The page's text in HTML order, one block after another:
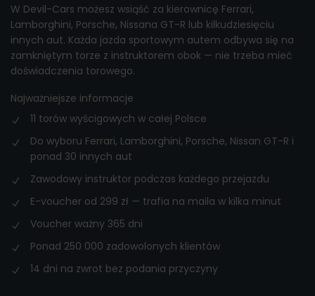
W Devil-Cars możesz wsiąść za kierownicę Ferrari,
Lamborghini, Porsche, Nissana GT-R lub kilkudziesięciu
innych aut. Każda jazda sportowym autem odbywa się na
zamkniętym torze z instruktorem obok — nie trzeba mieć
doświadczenia torowego.
Najważniejsze informacje
11 torów wyścigowych w całej Polsce
Do wyboru Ferrari, Lamborghini, Porsche, Nissan GT-R i
ponad 30 innych aut
Zawodowy instruktor podczas każdego przejazdu
E-voucher od 299 zł — trafia na maila w kilka minut
Voucher ważny 365 dni
Ponad 250 000 zadowolonych klientów
14 dni na zwrot bez podania przyczyny